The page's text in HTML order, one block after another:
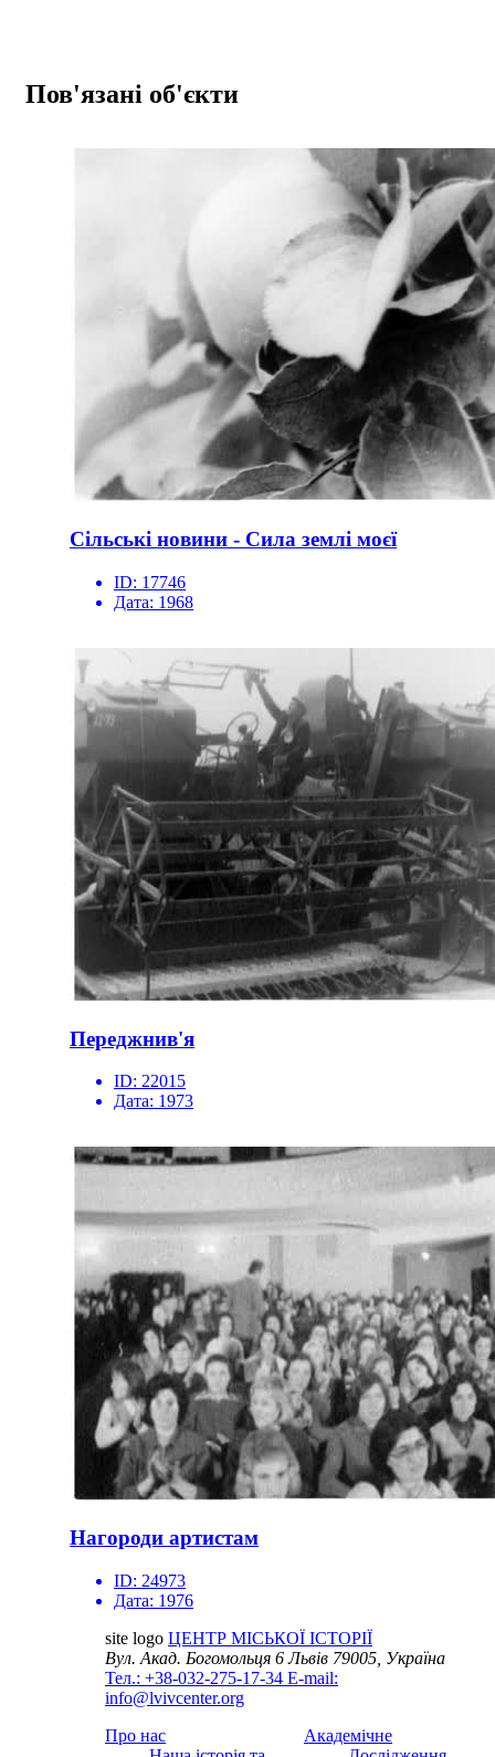
Пов'язані об'єкти
Сільські новини - Сила землі моєї
ID: 17746
Дата: 1968
Переджнив'я
ID: 22015
Дата: 1973
Нагороди артистам
ID: 24973
Дата: 1976
site logo ЦЕНТР МІСЬКОЇ ІСТОРІЇ
Вул. Акад. Богомольця 6Львів 79005, Україна
Тел.: +38-032-275-17-34 E-mail:
info@lvivcenter.org
Про нас
Академічне